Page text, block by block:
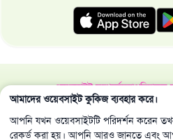
ওয়েবসাইট সম্পর্কেমহাপরিচালক
সর্বস্বত্ব ইসলাম জিজ্ঞাসা ও জবাব
আমাদের ওয়েবসাইট কুকিজ ব্যবহার করে।
আপনি যখন ওয়েবসাইটটি পরিদর্শন করেন তখন
রেকর্ড করা হয়। আপনি আরও জানতে এবং